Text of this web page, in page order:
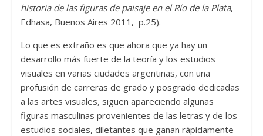
historia de las figuras de paisaje en el Río de la Plata,
Edhasa, Buenos Aires 2011, p.25).
Lo que es extraño es que ahora que ya hay un
desarrollo más fuerte de la teoría y los estudios
visuales en varias ciudades argentinas, con una
profusión de carreras de grado y posgrado dedicadas
a las artes visuales, siguen apareciendo algunas
figuras masculinas provenientes de las letras y de los
estudios sociales, diletantes que ganan rápidamente